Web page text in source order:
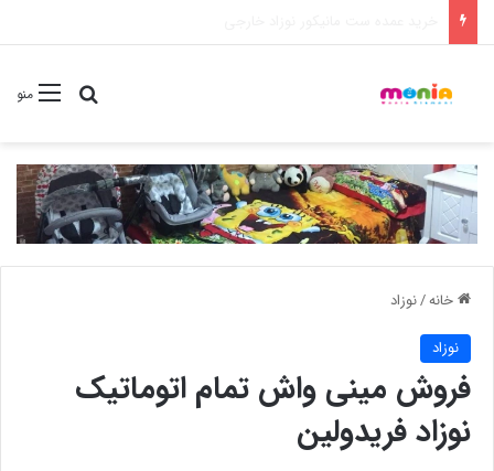
منوجستجو
خانه/نوزاد
نوزاد
فروش مینی واش تمام اتوماتیک
نوزاد فریدولین